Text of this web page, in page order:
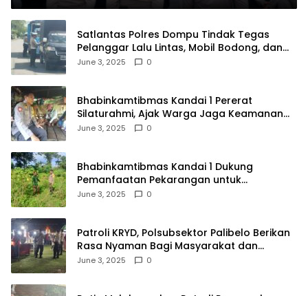
Satlantas Polres Dompu Tindak Tegas
Pelanggar Lalu Lintas, Mobil Bodong, dan
Kendaraan Tak Bayar Pajak
June 3, 2025 0
Bhabinkamtibmas Kandai 1 Pererat
Silaturahmi, Ajak Warga Jaga Keamanan
Lingkungan
June 3, 2025 0
Bhabinkamtibmas Kandai 1 Dukung
Pemanfaatan Pekarangan untuk
Ketahanan Pangan Menuju Indonesia Emas
June 3, 2025 0
Patroli KRYD, Polsubsektor Palibelo Berikan
Rasa Nyaman Bagi Masyarakat dan
Antisipasi Aksi Menjurus Premanisme
June 3, 2025 0